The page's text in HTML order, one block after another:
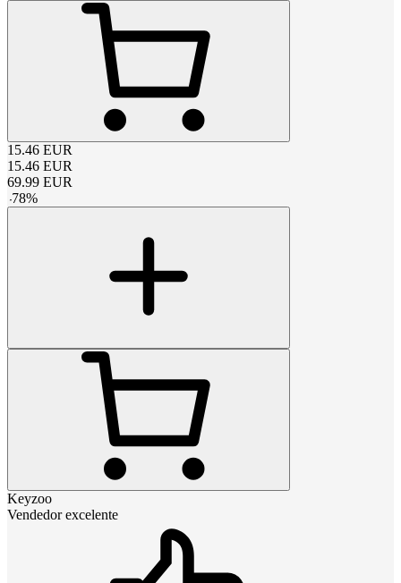
15.46 EUR
15.46 EUR
69.99 EUR
-78%
Keyzoo
Vendedor excelente